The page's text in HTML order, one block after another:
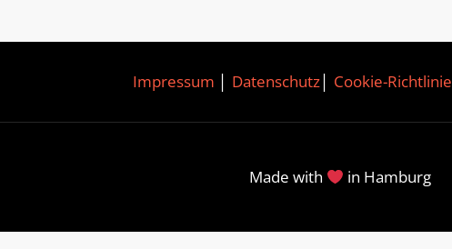
Impressum Datenschutz│ Cookie-Richtlinie
Made with in Hamburg